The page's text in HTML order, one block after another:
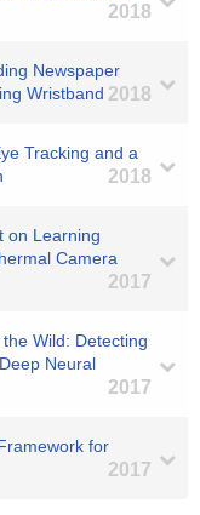
2018
Newspaper
Wristband 2018
Tracking and a
2018
on Learning
Camera
2017
Wild: Detecting
Neural
2017
for
2017